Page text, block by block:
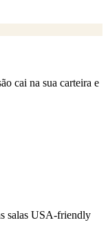
cai na sua carteira e
salas USA-friendly